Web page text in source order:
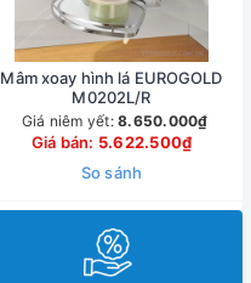
Mâm xoay hình lá EUROGOLD
M0202L/R
Giá niêm yết: 8.650.000₫
Giá bán: 5.622.500₫
So sánh